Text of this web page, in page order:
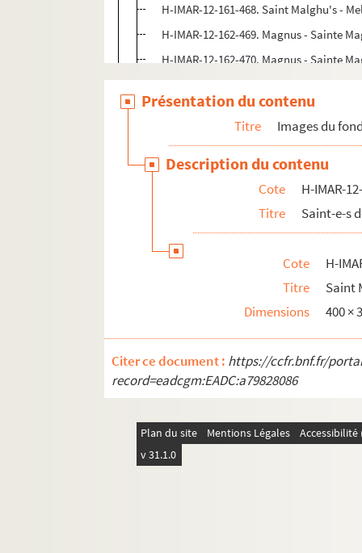
H-IMAR-12-161-468. Saint Malghu's -
H-IMAR-12-162-469. Magnus - Sainte
H-IMAR-12-162-470. Magnus - Sainte
H-IMAR-12-162-471. Magnus - Sainte
H-IMAR-12-163-472. Saint Maiol, abbé
H-IMAR-12-163-473. Saint Maiol, abbé
Saintes Mathilde
H-IMAR-12-167-485. Le bienheureux
H-IMAR-12-170-490. Saint Mathurin
H-IMAR-12-170-491. Saint Mathurin
H-IMAR-12-170-492. Saint Mathurin
H-IMAR-12-171-493. Sainte
H-IMAR-12-172-494. Saint Marcel
H-IMAR-12-173-495. Sainte Marcienne
H-IMAR-12-173-496. Saint Martien,
H-IMAR-12-173-498. Saint Martien,
Marcell - Magnobonus - Marcellus
Présentation du contenu
Titre Images du
Description du contenu
Cote
H-IMAR-
Titre
Saint-e-s
Cote
H-
Titre
Saint
Dimensions
400 ×
Citer ce document : https://ccfr.bnf.fr/
record=eadcgm:EADC:a79828086
Plan du site Mentions Légales
v 31.1.0